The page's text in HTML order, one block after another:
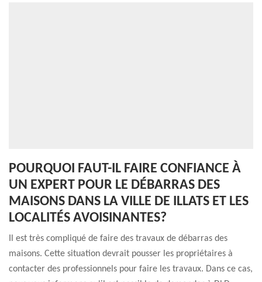
POURQUOI FAUT-IL FAIRE CONFIANCE À
UN EXPERT POUR LE DÉBARRAS DES
MAISONS DANS LA VILLE DE ILLATS ET LES
LOCALITÉS AVOISINANTES?
Il est très compliqué de faire des travaux de débarras des
maisons. Cette situation devrait pousser les propriétaires à
contacter des professionnels pour faire les travaux. Dans ce cas,